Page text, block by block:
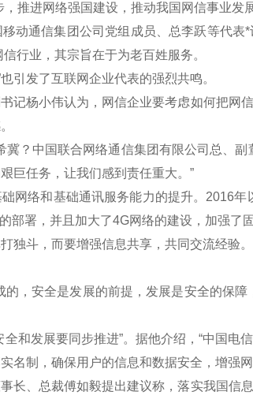
推进网络强国建设，推动我国网信事业发
通信集团公司党组成员、总李跃等代表*
信行业，其宗旨在于为老百姓服务。
发了互联网企业代表的强烈共鸣。
杨小伟认为，网信企业要考虑如何把网
中国联合网络通信集团有限公司总、副
巨任务，让我们感到责任重大。”
络和基础通讯服务能力的提升。2016年
部署，并且加大了4G网络的建设，加强了
斗，而要增强信息共享，共同交流经验。
安全是发展的前提，发展是安全的保障
发展要同步推进”。据他介绍，“中国电
名制，确保用户的信息和数据安全，增强
、总裁傅如毅提出建议称，落实我国信